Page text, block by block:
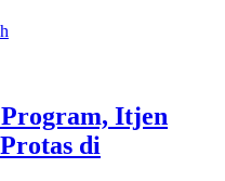
Itjen
di